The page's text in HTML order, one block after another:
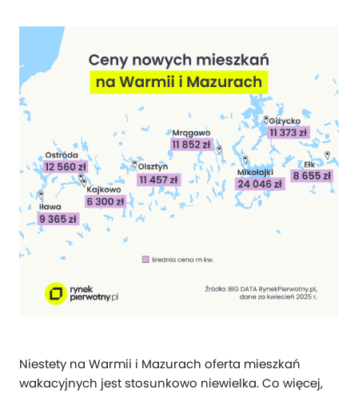
Niestety na Warmii i Mazurach oferta mieszkań
wakacyjnych jest stosunkowo niewielka. Co więcej,